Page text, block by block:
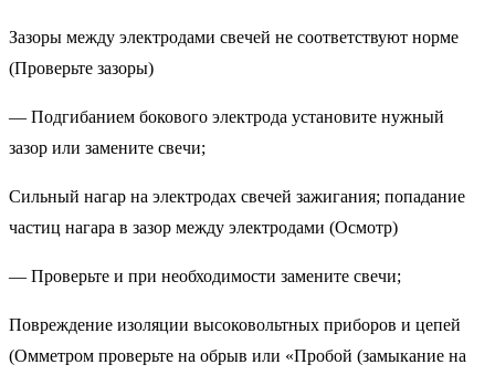
Зазоры между электродами свечей не соответствуют норме
(Проверьте зазоры)
— Подгибанием бокового электрода установите нужный
зазор или замените свечи;
Сильный нагар на электродах свечей зажигания; попадание
частиц нагара в зазор между электродами (Осмотр)
— Проверьте и при необходимости замените свечи;
Повреждение изоляции высоковольтных приборов и цепей
(Омметром проверьте на обрыв или «Пробой (замыкание на